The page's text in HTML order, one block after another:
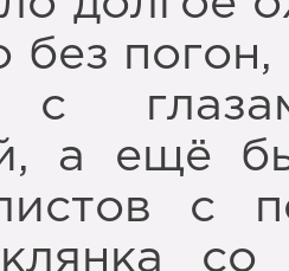
погон,
с
а ещё
с